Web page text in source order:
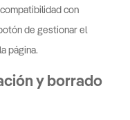
con
de gestionar el
página.
y borrado